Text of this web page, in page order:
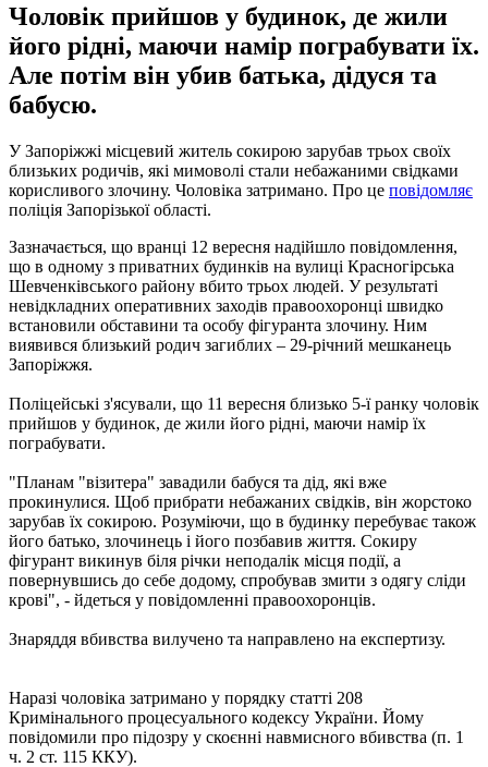
Чоловік прийшов у будинок, де жили
його рідні, маючи намір пограбувати їх.
Але потім він убив батька, дідуся та
бабусю.
У Запоріжжі місцевий житель сокирою зарубав трьох своїх
близьких родичів, які мимоволі стали небажаними свідками
корисливого злочину. Чоловіка затримано. Про це повідомляє
поліція Запорізької області.
Зазначається, що вранці 12 вересня надійшло повідомлення,
що в одному з приватних будинків на вулиці Красногірська
Шевченківського району вбито трьох людей. У результаті
невідкладних оперативних заходів правоохоронці швидко
встановили обставини та особу фігуранта злочину. Ним
виявився близький родич загиблих – 29-річний мешканець
Запоріжжя.
Поліцейські з'ясували, що 11 вересня близько 5-ї ранку чоловік
прийшов у будинок, де жили його рідні, маючи намір їх
пограбувати.
"Планам "візитера" завадили бабуся та дід, які вже
прокинулися. Щоб прибрати небажаних свідків, він жорстоко
зарубав їх сокирою. Розуміючи, що в будинку перебуває також
його батько, злочинець і його позбавив життя. Сокиру
фігурант викинув біля річки неподалік місця події, а
повернувшись до себе додому, спробував змити з одягу сліди
крові", - йдеться у повідомленні правоохоронців.
Знаряддя вбивства вилучено та направлено на експертизу.
Наразі чоловіка затримано у порядку статті 208
Кримінального процесуального кодексу України. Йому
повідомили про підозру у скоєнні навмисного вбивства (п. 1
ч. 2 ст. 115 ККУ).